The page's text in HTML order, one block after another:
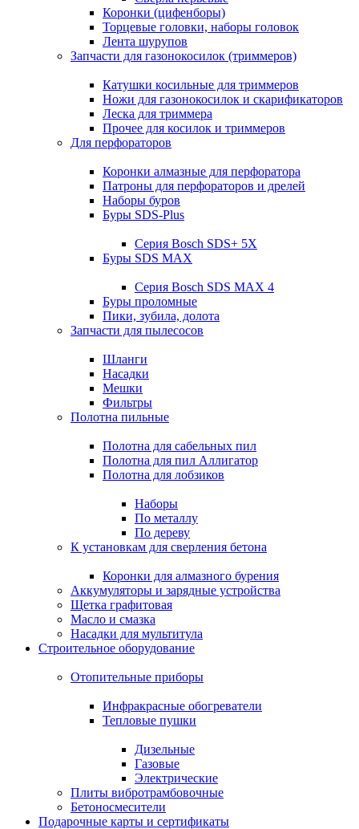
Коронки (цифенборы)
Торцевые головки, наборы головок
Лента шурупов
Запчасти для газонокосилок (триммеров)
Катушки косильные для триммеров
Ножи для газонокосилок и скарификаторов
Леска для триммера
Прочее для косилок и триммеров
Для перфораторов
Коронки алмазные для перфоратора
Патроны для перфораторов и дрелей
Наборы буров
Буры SDS-Plus
Серия Bosch SDS+ 5X
Буры SDS MAX
Серия Bosch SDS MAX 4
Буры проломные
Пики, зубила, долота
Запчасти для пылесосов
Шланги
Насадки
Мешки
Фильтры
Полотна пильные
Полотна для сабельных пил
Полотна для пил Аллигатор
Полотна для лобзиков
Наборы
По металлу
По дереву
К установкам для сверления бетона
Коронки для алмазного бурения
Аккумуляторы и зарядные устройства
Щетка графитовая
Масло и смазка
Насадки для мультитула
Строительное оборудование
Отопительные приборы
Инфракрасные обогреватели
Тепловые пушки
Дизельные
Газовые
Электрические
Плиты вибротрамбовочные
Бетоносмесители
Подарочные карты и сертификаты